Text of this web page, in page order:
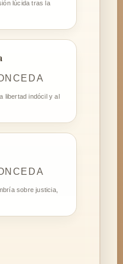
lúcida tras la
libertad indócil y al
sobre justicia,